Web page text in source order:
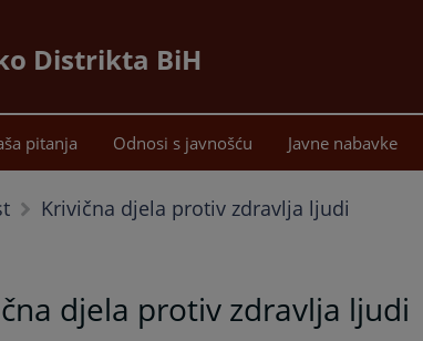
Distrikta BiH
sadržaj
pitanja Odnosi s javnošću Javne nabavke
Krivična djela protiv zdravlja ljudi
djela protiv zdravlja ljudi